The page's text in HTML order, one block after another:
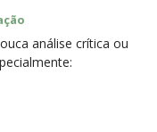
análise crítica ou